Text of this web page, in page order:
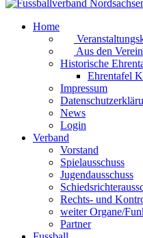
Home
Aus den
Historische
Ehrentafel
Impressum
News
Login
Verband
Vorstand
Spielausschuss
Jugendausschuss
Rechts- und
weiter Organe/
Partner